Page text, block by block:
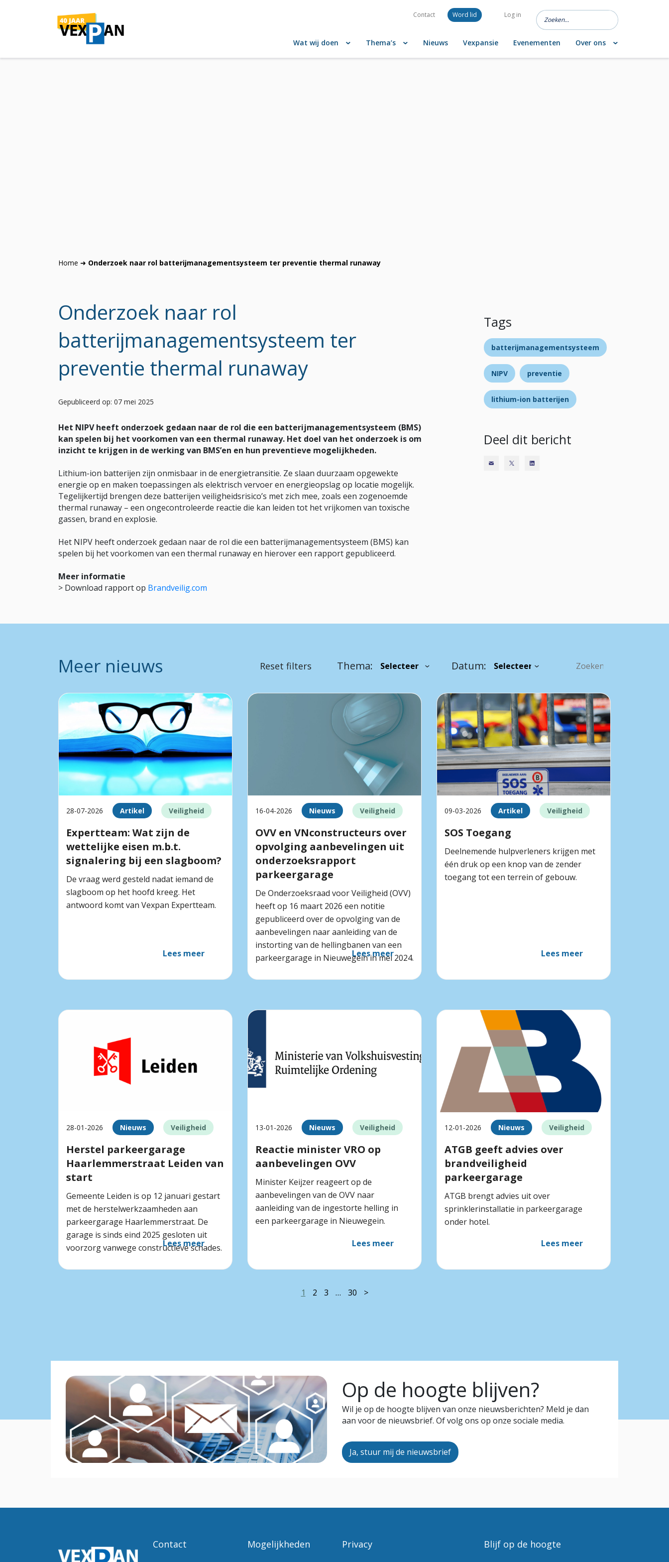
Contact Word lid Log in
Wat wij doen Thema’s Nieuws Vexpansie Evenementen Over ons
Home ➜ Onderzoek naar rol batterijmanagementsysteem ter preventie thermal runaway
Onderzoek naar rol
batterijmanagementsysteem ter
preventie thermal runaway
Gepubliceerd op: 07 mei 2025
Het NIPV heeft onderzoek gedaan naar de rol die een batterijmanagementsysteem (BMS)
kan spelen bij het voorkomen van een thermal runaway. Het doel van het onderzoek is om
inzicht te krijgen in de werking van BMS’en en hun preventieve mogelijkheden.
Lithium-ion batterijen zijn onmisbaar in de energietransitie. Ze slaan duurzaam opgewekte
energie op en maken toepassingen als elektrisch vervoer en energieopslag op locatie mogelijk.
Tegelijkertijd brengen deze batterijen veiligheidsrisico’s met zich mee, zoals een zogenoemde
thermal runaway – een ongecontroleerde reactie die kan leiden tot het vrijkomen van toxische
gassen, brand en explosie.
Het NIPV heeft onderzoek gedaan naar de rol die een batterijmanagementsysteem (BMS) kan
spelen bij het voorkomen van een thermal runaway en hierover een rapport gepubliceerd.
Meer informatie
> Download rapport op Brandveilig.com
Tags
batterijmanagementsysteem
NIPV preventie
lithium-ion batterijen
Deel dit bericht
Meer nieuws Reset filters Thema: Datum:
28-07-2026 Artikel Veiligheid
Expertteam: Wat zijn de
wettelijke eisen m.b.t.
signalering bij een slagboom?
De vraag werd gesteld nadat iemand de
slagboom op het hoofd kreeg. Het
antwoord komt van Vexpan Expertteam.
Lees meer
16-04-2026 Nieuws Veiligheid
OVV en VNconstructeurs over
opvolging aanbevelingen uit
onderzoeksrapport
parkeergarage
De Onderzoeksraad voor Veiligheid (OVV)
heeft op 16 maart 2026 een notitie
gepubliceerd over de opvolging van de
aanbevelingen naar aanleiding van de
instorting van de hellingbanen van een
parkeergarage in Nieuwegein in mei 2024.
Lees meer
09-03-2026 Artikel Veiligheid
SOS Toegang
Deelnemende hulpverleners krijgen met
één druk op een knop van de zender
toegang tot een terrein of gebouw.
Lees meer
28-01-2026 Nieuws Veiligheid
Herstel parkeergarage
Haarlemmerstraat Leiden van
start
Gemeente Leiden is op 12 januari gestart
met de herstelwerkzaamheden aan
parkeergarage Haarlemmerstraat. De
garage is sinds eind 2025 gesloten uit
voorzorg vanwege constructieve schades.
Lees meer
13-01-2026 Nieuws Veiligheid
Reactie minister VRO op
aanbevelingen OVV
Minister Keijzer reageert op de
aanbevelingen van de OVV naar
aanleiding van de ingestorte helling in
een parkeergarage in Nieuwegein.
Lees meer
12-01-2026 Nieuws Veiligheid
ATGB geeft advies over
brandveiligheid
parkeergarage
ATGB brengt advies uit over
sprinklerinstallatie in parkeergarage
onder hotel.
Lees meer
1 2 3 … 30 >
Op de hoogte blijven?
Wil je op de hoogte blijven van onze nieuwsberichten? Meld je dan
aan voor de nieuwsbrief. Of volg ons op onze sociale media.
Ja, stuur mij de nieuwsbrief
Contact Mogelijkheden Privacy Blijf op de hoogte